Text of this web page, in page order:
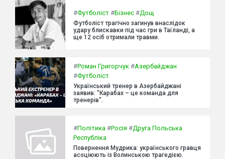
#Футболіст #Бізнес #Дощ
Футболіст трагічно загинув внаслідок
удару блискавки під час гри в Таїланді, а
ще 12 осіб отримали травми.
#Роман Григорчук #Азербайджан
#Футболіст
Український тренер в Азербайджані
заявив: "Карабах – це команда для
тренерів".
#Політика #Росія #Друга Польська
Республіка
Повернення Мудрика: українського гравця
асоціюють із Волинською трагедією.